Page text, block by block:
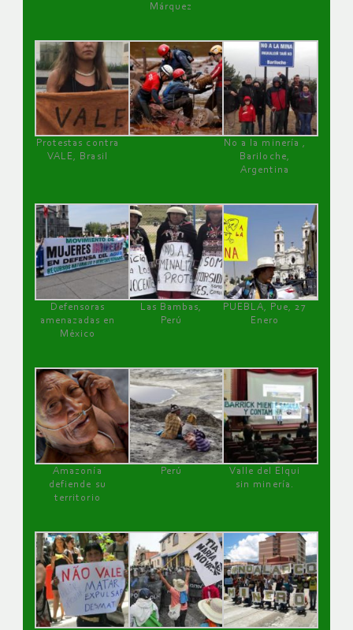
Márquez
Protestas contra
VALE, Brasil
No a la minería ,
Bariloche,
Argentina
Defensoras
amenazadas en
México
Las Bambas,
Perú
PUEBLA, Pue, 27
Enero
Amazonía
defiende su
territorio
Perú
Valle del Elqui
sin minería.